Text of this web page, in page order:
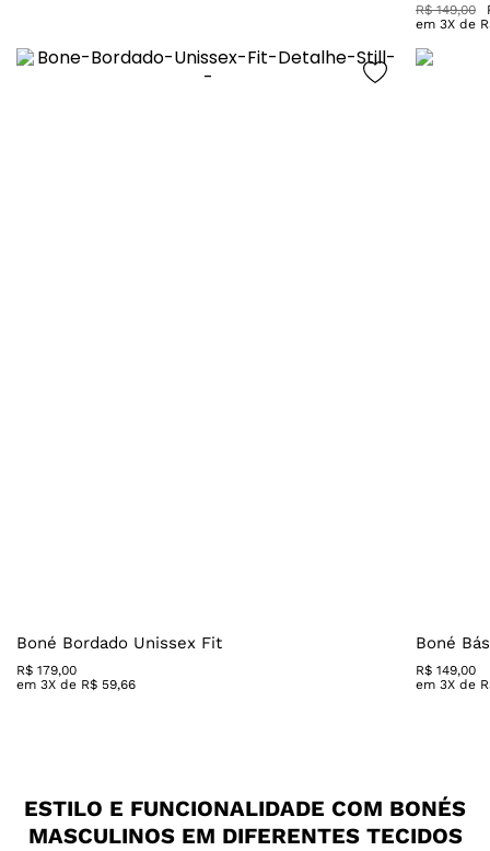
R$ 149,00
em 3X de
Boné Bordado Unissex Fit
R$ 179,00
em 3X de R$ 59,66
Boné
R$ 149,00
em 3X de
ESTILO E FUNCIONALIDADE COM BONÉS
MASCULINOS EM DIFERENTES TECIDOS